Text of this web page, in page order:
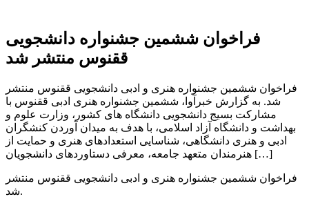
فراخوان ششمین جشنواره دانشجویی
ققنوس منتشر شد
فراخوان ششمین جشنواره هنری و ادبی دانشجویی ققنوس منتشر
شد. به گزارش خبرآوا، ششمین جشنواره هنری ادبی ققنوس با
مشارکت بسیج دانشجویی دانشگاه های کشور، وزارت علوم و
بهداشت و دانشگاه آزاد اسلامی، با هدف به میدان آوردن کنشگران
ادبی و هنری دانشگاهی، شناسایی استعدادهای هنری و حمایت از
هنرمندان متعهد جامعه، معرفی دستاوردهای دانشجویان […]
فراخوان ششمین جشنواره هنری و ادبی دانشجویی ققنوس منتشر
شد.